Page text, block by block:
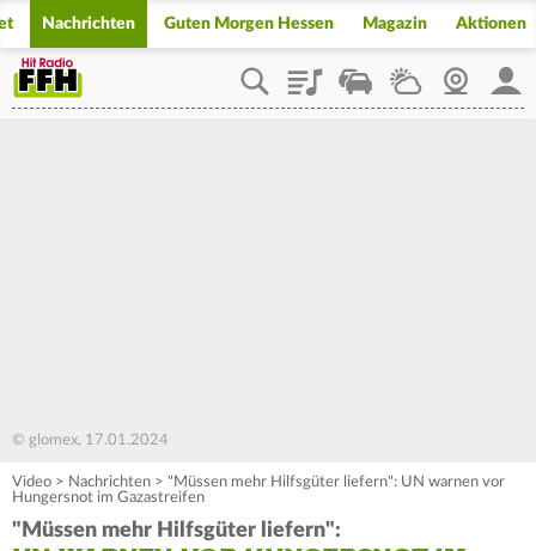
Nachrichten Guten Morgen Hessen Magazin Aktionen
PlaylistStaupilotWetterWebcam
© glomex, 17.01.2024
Video > Nachrichten > "Müssen mehr Hilfsgüter liefern": UN warnen vor
Hungersnot im Gazastreifen
"Müssen mehr Hilfsgüter liefern":